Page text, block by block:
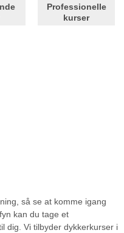
Professionelle
kurser
så se at komme igang
kan du tage et
dig. Vi tilbyder dykkerkurser i